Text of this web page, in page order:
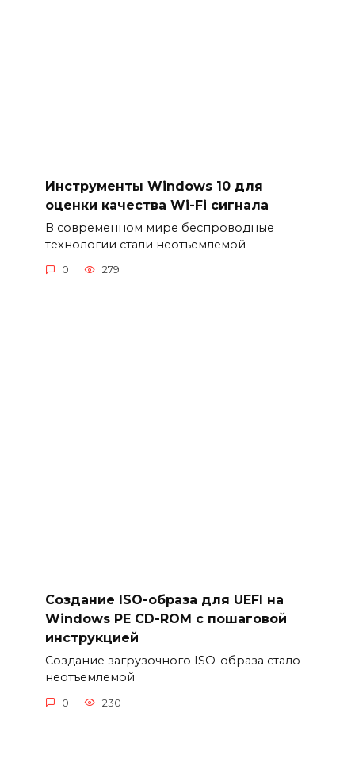
Инструменты Windows 10 для
оценки качества Wi-Fi сигнала
В современном мире беспроводные
технологии стали неотъемлемой
0 279
Создание ISO-образа для UEFI на
Windows PE CD-ROM с пошаговой
инструкцией
Создание загрузочного ISO-образа стало
неотъемлемой
0 230